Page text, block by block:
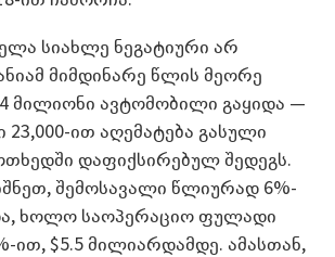
სიახლე ნეგატიური არ
მიმდინარე წლის მეორე
მილიონი ავტომობილი გაყიდა —
23,000-ით აღემატება გასული
დაფიქსირებულ შედეგს.
შემოსავალი წლიურად 6%-
ხოლო საოპერაციო ფულადი
ით, $5.5 მილიარდამდე. ამასთან,